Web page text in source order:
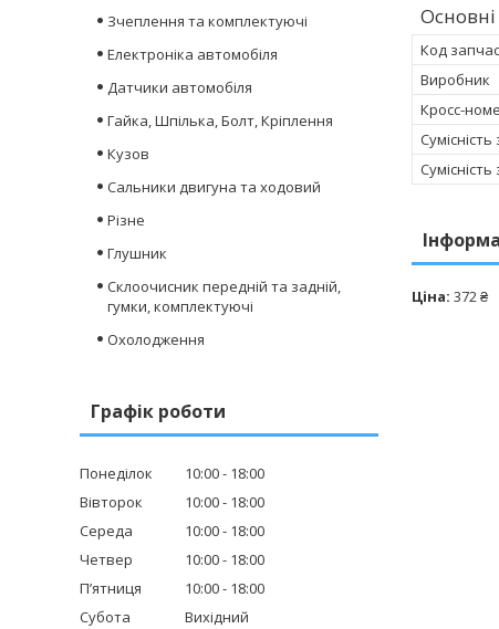
Основні
Код
Виробник
Кросс-
Ціна: 372 ₴
Зчеплення та комплектуючі
Електроніка автомобіля
Датчики автомобіля
Гайка, Шпілька, Болт, Кріплення
Кузов
Сальники двигуна та ходовий
Різне
Глушник
Склоочисник передній та задній,
гумки, комплектуючі
Охолодження
Графік роботи
Понеділок 10:00
18:00
Вівторок
10:00
18:00
Середа
10:00
18:00
Четвер
10:00
18:00
Пʼятниця
10:00
18:00
Субота
Вихідний